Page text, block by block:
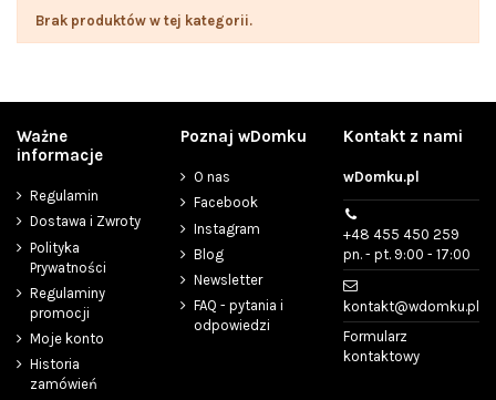
Brak produktów w tej kategorii.
Ważne
informacje
Regulamin
Dostawa i Zwroty
Polityka
Prywatności
Regulaminy
promocji
Moje konto
Historia
zamówień
Poznaj wDomku
O nas
Facebook
Instagram
Blog
Newsletter
FAQ - pytania i
odpowiedzi
Kontakt z nami
wDomku.pl
+48 455 450 259
pn. - pt. 9:00 - 17:00
kontakt@wdomku.pl
Formularz
kontaktowy